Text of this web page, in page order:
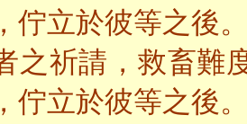
佇立於彼等之後
之祈請，救畜難
佇立於彼等之後